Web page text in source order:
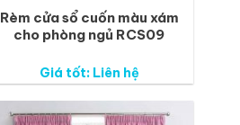
Rèm cửa sổ cuốn màu xám
cho phòng ngủ RCS09
Giá tốt: Liên hệ